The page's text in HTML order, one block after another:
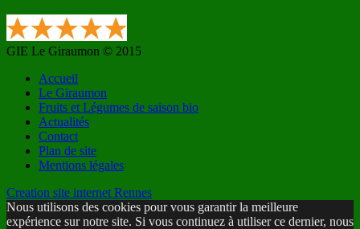
GIE Le Giraumon © 2015
Accueil
Le Giraumon
Fruits et Légumes de saison bio
Actualités
Contact
Plan de site
Mentions légales
Creation site internet Rennes
Nous utilisons des cookies pour vous garantir la meilleure
expérience sur notre site. Si vous continuez à utiliser ce dernier, nous